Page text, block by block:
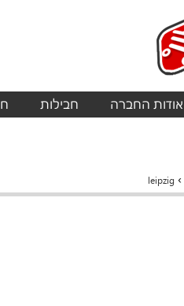
אודות החברה חבילות
›
leipzig